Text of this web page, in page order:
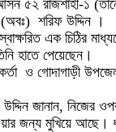
রাজশাহী-১
(অবঃ) শরিফ উদ্দিন ।
এক চিঠির
হাতে পেয়েছেন।
ও গোদাগাড়ী
জানান, নিজের
জন্য মুখিয়ে